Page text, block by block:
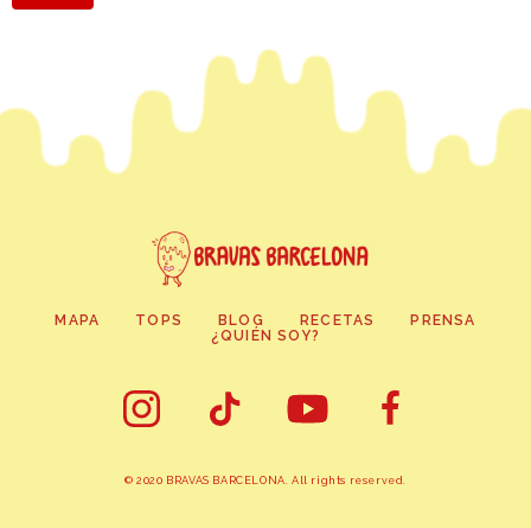
MAPA TOPS BLOG RECETAS
PRENSA
¿QUIÉN SOY?
© 2020 BRAVAS BARCELONA. All rights reserved.